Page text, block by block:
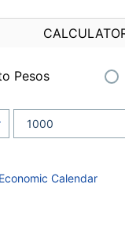
Pesos
Economic Calendar